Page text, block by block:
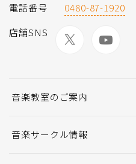
電話番号
0480-87-1920
店舗SNS
音楽教室のご案内
音楽サークル情報